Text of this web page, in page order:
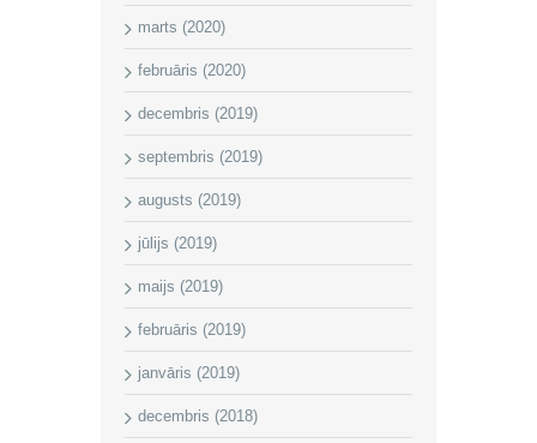
marts (2020)
februāris (2020)
decembris (2019)
septembris (2019)
augusts (2019)
jūlijs (2019)
maijs (2019)
februāris (2019)
janvāris (2019)
decembris (2018)